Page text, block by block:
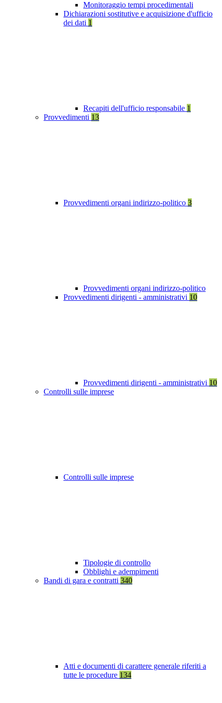
Monitoraggio tempi procedimentali
Dichiarazioni sostitutive e acquisizione d'ufficio
dei dati 1
Recapiti dell'ufficio responsabile 1
Provvedimenti 13
Provvedimenti organi indirizzo-politico 3
Provvedimenti organi indirizzo-politico
Provvedimenti dirigenti - amministrativi 10
Provvedimenti dirigenti - amministrativi 10
Controlli sulle imprese
Controlli sulle imprese
Tipologie di controllo
Obblighi e adempimenti
Bandi di gara e contratti 340
Atti e documenti di carattere generale riferiti a
tutte le procedure 134